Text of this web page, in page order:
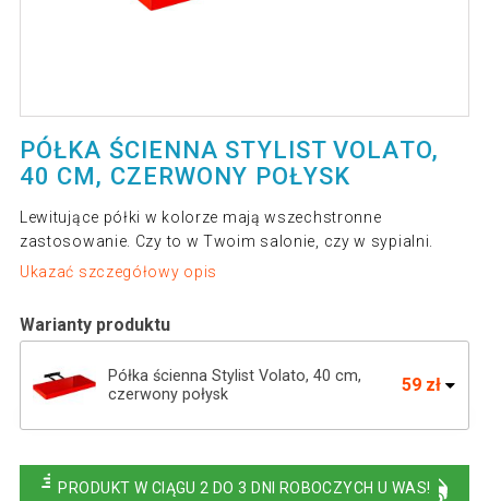
PÓŁKA ŚCIENNA STYLIST VOLATO,
40 CM, CZERWONY POŁYSK
Lewitujące półki w kolorze mają wszechstronne
zastosowanie. Czy to w Twoim salonie, czy w sypialni.
Ukazać szczegółowy opis
Warianty produktu
Półka ścienna Stylist Volato, 40 cm,
czerwony połysk
59 zł
z połyskiem, 50 cm
PRODUKT W CIĄGU 2 DO 3 DNI ROBOCZYCH U WAS!